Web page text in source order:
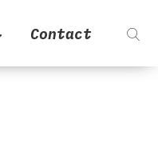
Contact